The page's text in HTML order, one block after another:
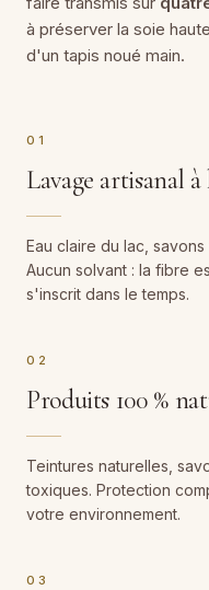
à préserver la soie
d'un tapis noué main.
01
Lavage artisanal
Eau claire du lac,
Aucun solvant : la fibre
s'inscrit dans le temps.
02
Produits 100 %
Teintures naturelles,
toxiques. Protection
votre environnement.
03